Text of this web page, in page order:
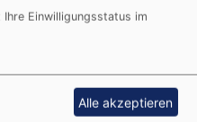
(IP-Adresse)
Daten
Gründen sowie
Rückschlüsse auf Ihre
Einwilligungsstatus im
Alle akzeptieren